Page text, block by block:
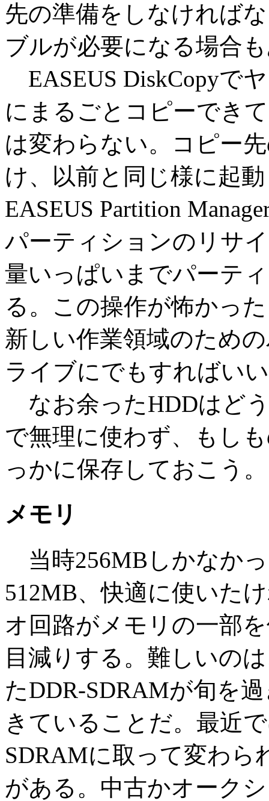
先の準備をしなければ
ブルが必要になる場合
EASEUS DiskCopyで
にまるごとコピーでき
は変わらない。コピー
け、以前と同じ様に起
EASEUS Partition
パーティションのリサ
量いっぱいまでパーテ
る。この操作が怖かっ
新しい作業領域のため
ライブにでもすればい
なお余ったHDDはど
で無理に使わず、もし
っかに保存しておこう。
メモリ
当時256MBしかなか
512MB、快適に使いた
オ回路がメモリの一部
目減りする。難しいの
たDDR-SDRAMが旬を
きていることだ。最近
SDRAMに取って変わら
がある。中古かオーク